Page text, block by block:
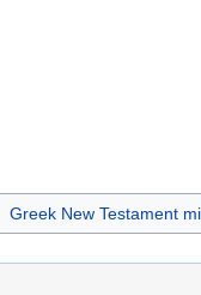
Greek New Testament